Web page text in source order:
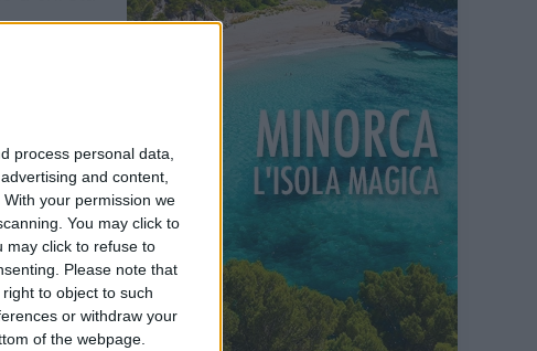
process personal data,
and content,
With your permission we
You may click to
may click to refuse to
Please note that
to object to such
or withdraw your
of the webpage.